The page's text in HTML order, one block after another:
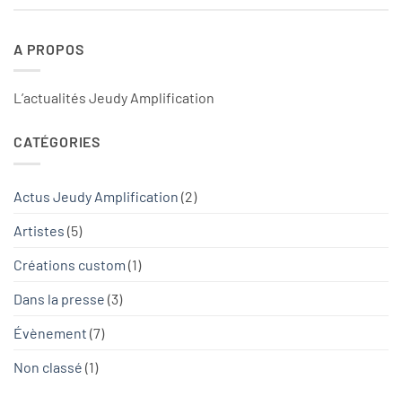
A PROPOS
L’actualités Jeudy Amplification
CATÉGORIES
Actus Jeudy Amplification (2)
Artistes (5)
Créations custom (1)
Dans la presse (3)
Évènement (7)
Non classé (1)